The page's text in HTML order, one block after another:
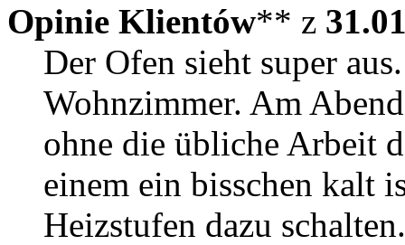
Opinie Klientów** z
Der Ofen sieht super
Wohnzimmer. Am
ohne die übliche Arbeit
einem ein bisschen kalt
Heizstufen dazu